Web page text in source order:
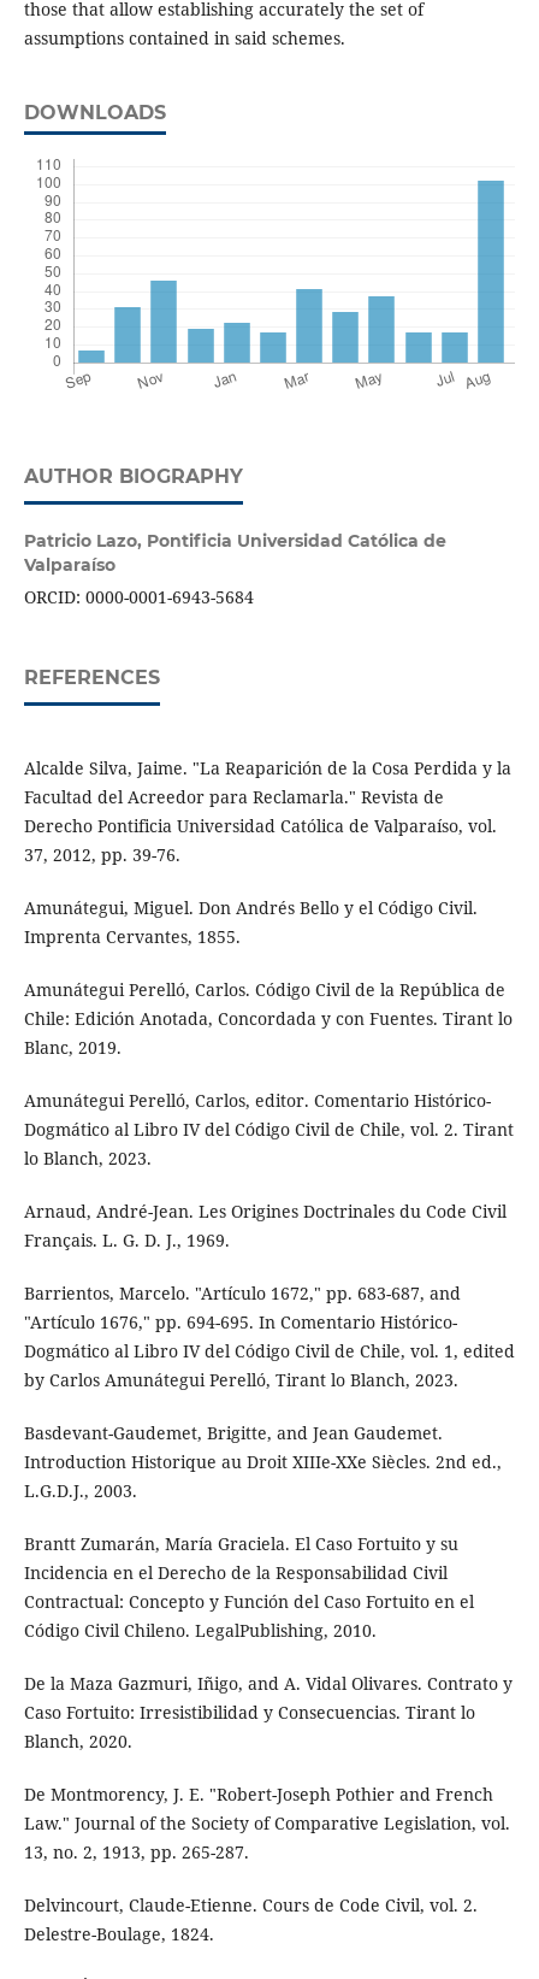
those that allow establishing accurately the set of
assumptions contained in said schemes.
DOWNLOADS
AUTHOR BIOGRAPHY
Patricio Lazo, Pontificia Universidad Católica de
Valparaíso
ORCID: 0000-0001-6943-5684
REFERENCES
Alcalde Silva, Jaime. "La Reaparición de la Cosa Perdida y la
Facultad del Acreedor para Reclamarla." Revista de
Derecho Pontificia Universidad Católica de Valparaíso, vol.
37, 2012, pp. 39-76.
Amunátegui, Miguel. Don Andrés Bello y el Código Civil.
Imprenta Cervantes, 1855.
Amunátegui Perelló, Carlos. Código Civil de la República de
Chile: Edición Anotada, Concordada y con Fuentes. Tirant lo
Blanc, 2019.
Amunátegui Perelló, Carlos, editor. Comentario Histórico-
Dogmático al Libro IV del Código Civil de Chile, vol. 2. Tirant
lo Blanch, 2023.
Arnaud, André-Jean. Les Origines Doctrinales du Code Civil
Français. L. G. D. J., 1969.
Barrientos, Marcelo. "Artículo 1672," pp. 683-687, and
"Artículo 1676," pp. 694-695. In Comentario Histórico-
Dogmático al Libro IV del Código Civil de Chile, vol. 1, edited
by Carlos Amunátegui Perelló, Tirant lo Blanch, 2023.
Basdevant-Gaudemet, Brigitte, and Jean Gaudemet.
Introduction Historique au Droit XIIIe-XXe Siècles. 2nd ed.,
L.G.D.J., 2003.
Brantt Zumarán, María Graciela. El Caso Fortuito y su
Incidencia en el Derecho de la Responsabilidad Civil
Contractual: Concepto y Función del Caso Fortuito en el
Código Civil Chileno. LegalPublishing, 2010.
De la Maza Gazmuri, Iñigo, and A. Vidal Olivares. Contrato y
Caso Fortuito: Irresistibilidad y Consecuencias. Tirant lo
Blanch, 2020.
De Montmorency, J. E. "Robert-Joseph Pothier and French
Law." Journal of the Society of Comparative Legislation, vol.
13, no. 2, 1913, pp. 265-287.
Delvincourt, Claude-Etienne. Cours de Code Civil, vol. 2.
Delestre-Boulage, 1824.